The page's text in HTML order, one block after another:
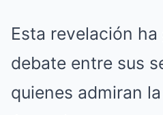
Esta revelación
debate entre sus
quienes admiran